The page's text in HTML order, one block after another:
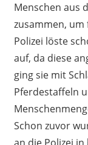
Menschen aus
zusammen,
Polizei löste
auf, da diese
ging sie mit
Pferdestaffeln
Schon zuvor